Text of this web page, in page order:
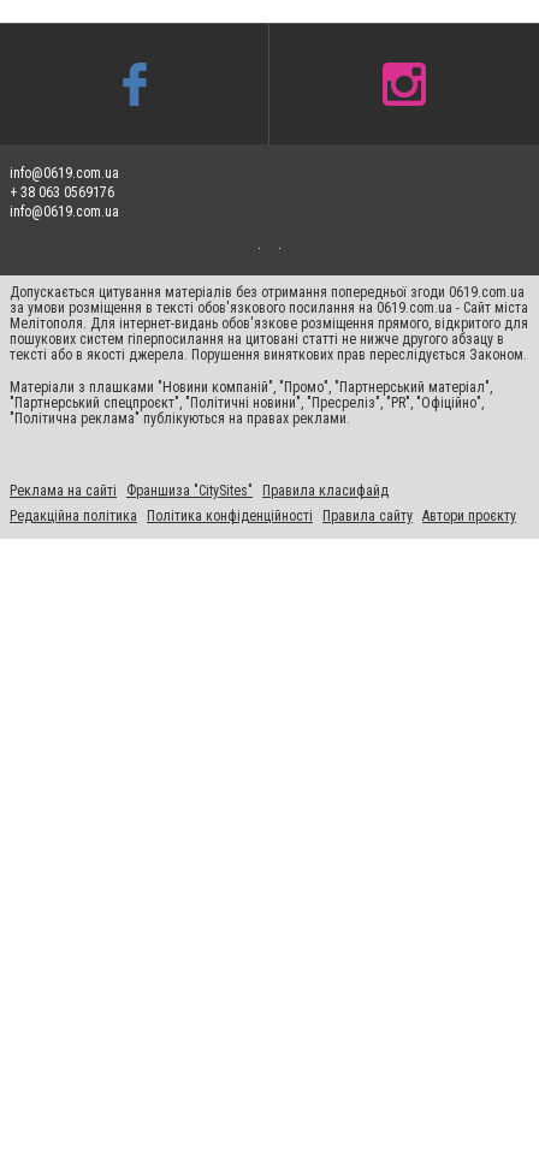
info@0619.com.ua
+ 38 063 0569176
info@0619.com.ua
Допускається цитування матеріалів без отримання попередньої згоди 0619.com.ua
за умови розміщення в тексті обов'язкового посилання на 0619.com.ua - Сайт міста
Мелітополя. Для інтернет-видань обов'язкове розміщення прямого, відкритого для
пошукових систем гіперпосилання на цитовані статті не нижче другого абзацу в
тексті або в якості джерела. Порушення виняткових прав переслідується Законом.
Матеріали з плашками "Новини компаній", "Промо", "Партнерський матеріал",
"Партнерський спецпроєкт", "Політичні новини", "Пресреліз", "PR", "Офіційно",
"Політична реклама" публікуються на правах реклами.
Реклама на сайті Франшиза "CitySites"
Правила класифайд
Редакційна політика
Політика конфіденційності Правила сайту Автори проєкту